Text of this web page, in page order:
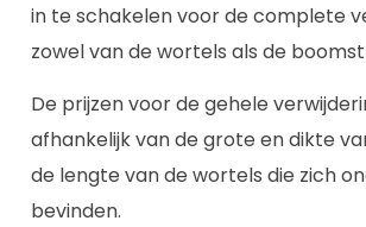
in te schakelen voor de complete
zowel van de wortels als de
De prijzen voor de gehele
afhankelijk van de grote en dikte
de lengte van de wortels die zich
bevinden.